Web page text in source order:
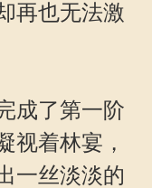
再也无法激
了第一阶
视着林宴，
一丝淡淡的